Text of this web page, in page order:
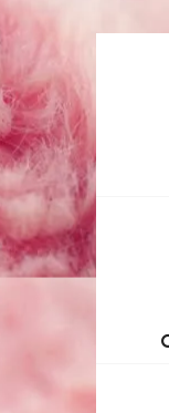
t
o
n